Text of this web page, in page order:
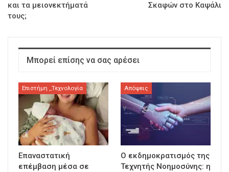
και τα μειονεκτήματά
τους;
Σκαφών στο Καψάλι
Μπορεί επίσης να σας αρέσει
Επιστήμη _Τεχνολογία
Επαναστατική
επέμβαση μέσα σε
Απόψεις
Ο εκδημοκρατισμός της
Τεχνητής Νοημοσύνης: η